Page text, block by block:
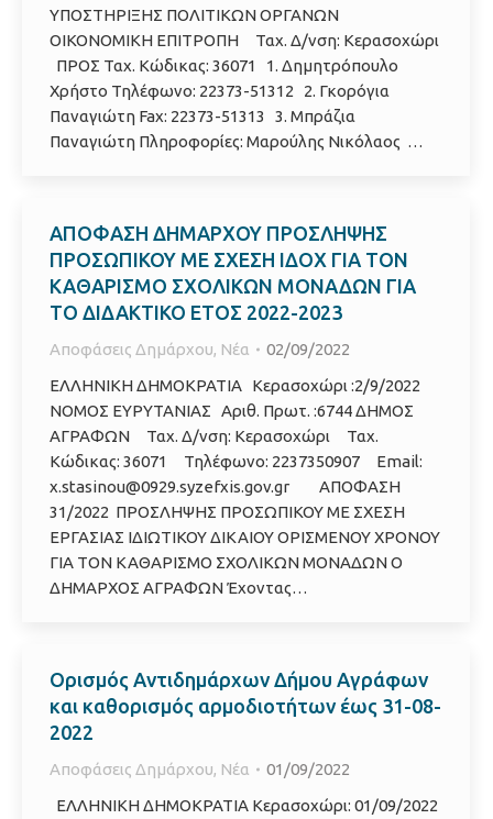
ΥΠΟΣΤΗΡΙΞΗΣ ΠΟΛΙΤΙΚΩΝ ΟΡΓΑΝΩΝ
ΟΙΚΟΝΟΜΙΚΗ ΕΠΙΤΡΟΠΗ Ταχ. Δ/νση: Κερασοχώρι
ΠΡΟΣ Ταχ. Κώδικας: 36071 1. Δημητρόπουλο
Χρήστο Τηλέφωνο: 22373-51312 2. Γκορόγια
Παναγιώτη Fax: 22373-51313 3. Μπράζια
Παναγιώτη Πληροφορίες: Μαρούλης Νικόλαος …
ΑΠΟΦΑΣΗ ΔΗΜΑΡΧΟΥ ΠΡΟΣΛΗΨΗΣ
ΠΡΟΣΩΠΙΚΟΥ ΜΕ ΣΧΕΣΗ ΙΔΟΧ ΓΙΑ ΤΟΝ
ΚΑΘΑΡΙΣΜΟ ΣΧΟΛΙΚΩΝ ΜΟΝΑΔΩΝ ΓΙΑ
ΤΟ ΔΙΔΑΚΤΙΚΟ ΕΤΟΣ 2022-2023
Αποφάσεις Δημάρχου, Νέα
02/09/2022
ΕΛΛΗΝΙΚΗ ΔΗΜΟΚΡΑΤΙΑ Κερασοχώρι :2/9/2022
ΝΟΜΟΣ ΕΥΡΥΤΑΝΙΑΣ Αριθ. Πρωτ. :6744 ΔΗΜΟΣ
ΑΓΡΑΦΩΝ Ταχ. Δ/νση: Κερασοχώρι Ταχ.
Κώδικας: 36071 Τηλέφωνο: 2237350907 Email:
x.stasinou@0929.syzefxis.gov.gr ΑΠΟΦΑΣΗ
31/2022 ΠΡΟΣΛΗΨΗΣ ΠΡΟΣΩΠΙΚΟΥ ΜΕ ΣΧΕΣΗ
ΕΡΓΑΣΙΑΣ ΙΔΙΩΤΙΚΟΥ ΔΙΚΑΙΟΥ ΟΡΙΣΜΕΝΟΥ ΧΡΟΝΟΥ
ΓΙΑ ΤΟΝ ΚΑΘΑΡΙΣΜΟ ΣΧΟΛΙΚΩΝ ΜΟΝΑΔΩΝ Ο
ΔΗΜΑΡΧΟΣ ΑΓΡΑΦΩΝ Έχοντας…
Ορισμός Αντιδημάρχων Δήμου Αγράφων
και καθορισμός αρμοδιοτήτων έως 31-08-
2022
Αποφάσεις Δημάρχου, Νέα
01/09/2022
ΕΛΛΗΝΙΚΗ ΔΗΜΟΚΡΑΤΙΑ Κερασοχώρι: 01/09/2022